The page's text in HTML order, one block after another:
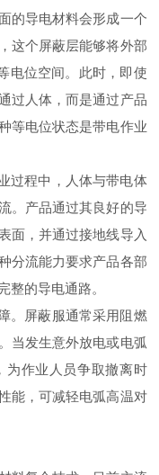
的导电材料会形成一个
这个屏蔽层能够将外部
电位空间。此时，即使
过人体，而是通过产品
等电位状态是带电作业
程中，人体与带电体
。产品通过其良好的导
面，并通过接地线导入
分流能力要求产品各部
整的导电通路。
屏蔽服通常采用阻燃
当发生意外放电或电弧
为作业人员争取撤离时
能，可减轻电弧高温对